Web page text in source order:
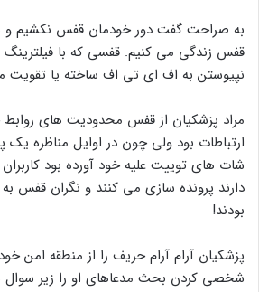
با توهم بگوید و آزادی در مقابل قفس.
به صراحت گفت دور خودمان قفس نکشیم و
نپیوستن به اف ای تی اف ساخته یا
مراد پزشکیان از قفس محدودیت های
ارتباطات بود ولی چون در اوایل مناظره یک
شات های توییت علیه خود آورده بود کاربران
بودند!